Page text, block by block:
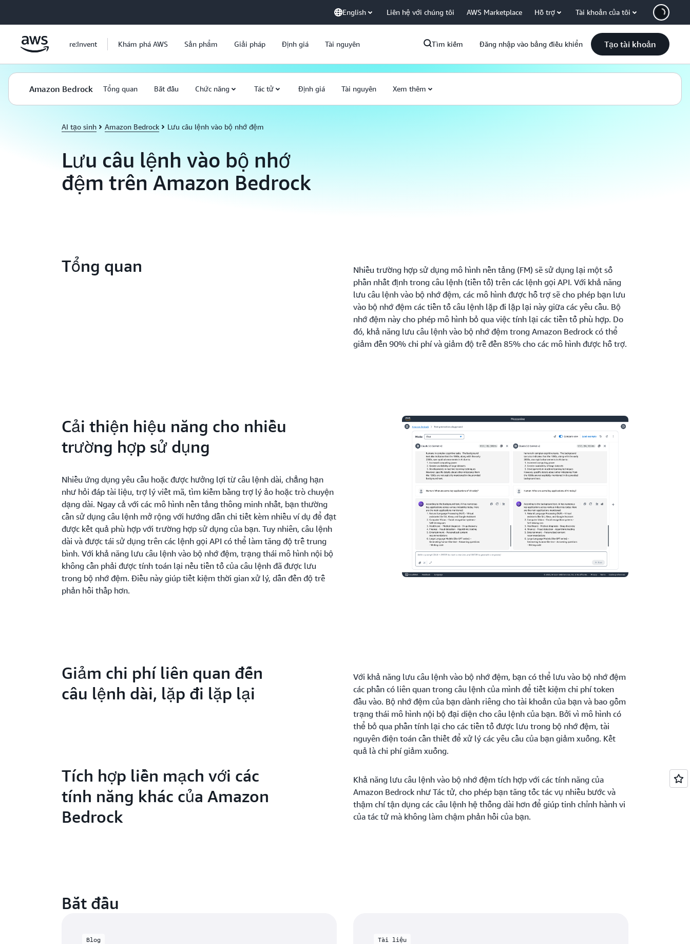
English Liên hệ với chúng tôi AWS Marketplace Hỗ trợ Tài khoản của tôi
re:Invent Khám phá AWS Sản phẩm Giải pháp Định giá Tài nguyên Tìm kiếm Đăng nhập vào bảng điều khiển Tạo tài khoản
Amazon Bedrock Tổng quan Bắt đầu Chức năng Tác tử Định giá Tài nguyên Xem thêm
AI tạo sinh Amazon Bedrock Lưu câu lệnh vào bộ nhớ đệm
Lưu câu lệnh vào bộ nhớ
đệm trên Amazon Bedrock
Tổng quan
Nhiều trường hợp sử dụng mô hình nền tảng (FM) sẽ sử dụng lại một số
phần nhất định trong câu lệnh (tiền tố) trên các lệnh gọi API. Với khả năng
lưu câu lệnh vào bộ nhớ đệm, các mô hình được hỗ trợ sẽ cho phép bạn lưu
vào bộ nhớ đệm các tiền tố câu lệnh lặp đi lặp lại này giữa các yêu cầu. Bộ
nhớ đệm này cho phép mô hình bỏ qua việc tính lại các tiền tố phù hợp. Do
đó, khả năng lưu câu lệnh vào bộ nhớ đệm trong Amazon Bedrock có thể
giảm đến 90% chi phí và giảm độ trễ đến 85% cho các mô hình được hỗ trợ.
Cải thiện hiệu năng cho nhiều
trường hợp sử dụng
Nhiều ứng dụng yêu cầu hoặc được hưởng lợi từ câu lệnh dài, chẳng hạn
như hỏi đáp tài liệu, trợ lý viết mã, tìm kiếm bằng trợ lý ảo hoặc trò chuyện
dạng dài. Ngay cả với các mô hình nền tảng thông minh nhất, bạn thường
cần sử dụng câu lệnh mở rộng với hướng dẫn chi tiết kèm nhiều ví dụ để đạt
được kết quả phù hợp với trường hợp sử dụng của bạn. Tuy nhiên, câu lệnh
dài và được tái sử dụng trên các lệnh gọi API có thể làm tăng độ trễ trung
bình. Với khả năng lưu câu lệnh vào bộ nhớ đệm, trạng thái mô hình nội bộ
không cần phải được tính toán lại nếu tiền tố của câu lệnh đã được lưu
trong bộ nhớ đệm. Điều này giúp tiết kiệm thời gian xử lý, dẫn đến độ trễ
phản hồi thấp hơn.
Giảm chi phí liên quan đến
câu lệnh dài, lặp đi lặp lại
Với khả năng lưu câu lệnh vào bộ nhớ đệm, bạn có thể lưu vào bộ nhớ đệm
các phần có liên quan trong câu lệnh của mình để tiết kiệm chi phí token
đầu vào. Bộ nhớ đệm của bạn dành riêng cho tài khoản của bạn và bao gồm
trạng thái mô hình nội bộ đại diện cho câu lệnh của bạn. Bởi vì mô hình có
thể bỏ qua phần tính lại cho các tiền tố được lưu trong bộ nhớ đệm, tài
nguyên điện toán cần thiết để xử lý các yêu cầu của bạn giảm xuống. Kết
quả là chi phí giảm xuống.
Tích hợp liền mạch với các
tính năng khác của Amazon
Bedrock
Khả năng lưu câu lệnh vào bộ nhớ đệm tích hợp với các tính năng của
Amazon Bedrock như Tác tử, cho phép bạn tăng tốc tác vụ nhiều bước và
thậm chí tận dụng các câu lệnh hệ thống dài hơn để giúp tinh chỉnh hành vi
của tác tử mà không làm chậm phản hồi của bạn.
Bắt đầu
Blog Tài liệu